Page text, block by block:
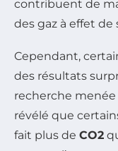
contribuent de
des gaz à effet de
Cependant,
des résultats
recherche menée
révélé que
fait plus de CO2